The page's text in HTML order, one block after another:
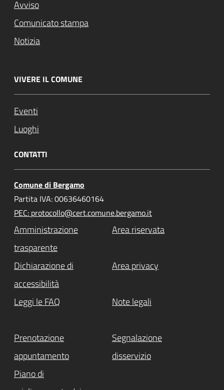
Avviso
Comunicato stampa
Notizia
VIVERE IL COMUNE
Eventi
Luoghi
CONTATTI
Comune di Bergamo
Partita IVA: 00636460164
PEC: protocollo@cert.comune.bergamo.it
Amministrazione
trasparente
Area riservata
Dichiarazione di
accessibilità
Area privacy
Leggi le FAQ Note legali
Prenotazione
appuntamento
Segnalazione
disservizio
Piano di